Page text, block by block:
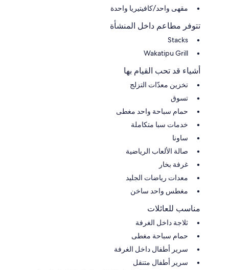
مقهى واحد/كافيتيريا واحدة
تتوفر مطاعم داخل المنشأة
Stacks
Wakatipu Grill
أشياء قد تحب القيام بها
تخزين معدّات التزلج
تسوق
حمام سباحة واحد مغطى
خدمات سبا متكاملة
ساونا
صالة الألعاب الرياضية
غرفة بخار
معدات رياضات الجليد
مغطس واحد ساخن
مناسب للعائلات
ثلاجة داخل الغرفة
حمام سباحة مغطى
سرير أطفال داخل الغرفة
سرير أطفال متنقل